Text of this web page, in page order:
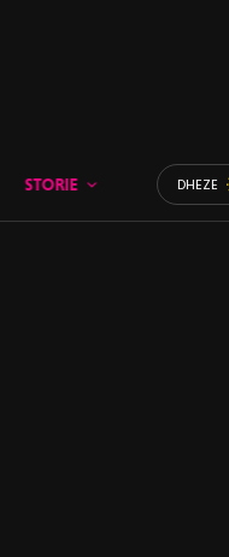
STORIE DHEZE